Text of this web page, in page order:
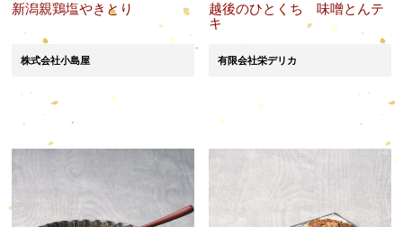
新潟親鶏塩やきとり
株式会社小島屋
越後のひとくち 味噌とんテ
キ
有限会社栄デリカ